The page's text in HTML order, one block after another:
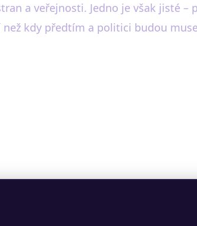
a veřejnosti. Jedno je však jisté –
kdy předtím a politici budou